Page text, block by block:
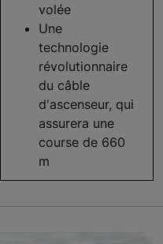
volée
Une
technologie
révolutionnaire
du câble
d'ascenseur, qui
assurera une
course de 660
m